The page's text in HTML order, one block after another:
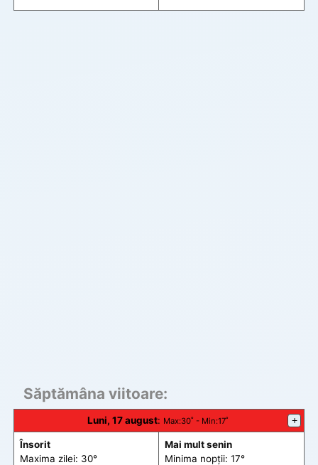
Săptămâna viitoare:
Luni, 17 august: Max:30˚ - Min:17˚ +
Însorit
Maxima zilei: 30°
Mai mult senin
Minima nopții: 17°